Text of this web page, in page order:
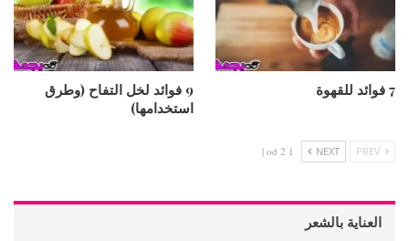
7 فوائد للقهوة
9 فوائد لخل التفاح (وطرق
استخدامها)
NEXT
1 od 2 |
العناية بالشعر